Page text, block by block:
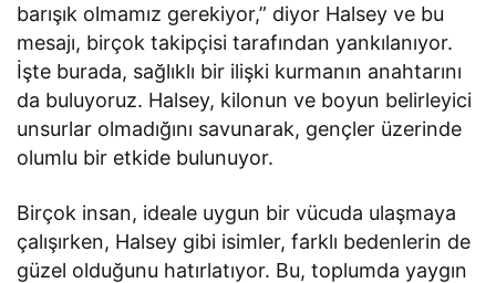
barışık olmamız gerekiyor,” diyor Halsey ve bu
mesajı, birçok takipçisi tarafından yankılanıyor.
İşte burada, sağlıklı bir ilişki kurmanın anahtarını
da buluyoruz. Halsey, kilonun ve boyun belirleyici
unsurlar olmadığını savunarak, gençler üzerinde
olumlu bir etkide bulunuyor.
Birçok insan, ideale uygun bir vücuda ulaşmaya
çalışırken, Halsey gibi isimler, farklı bedenlerin de
güzel olduğunu hatırlatıyor. Bu, toplumda yaygın